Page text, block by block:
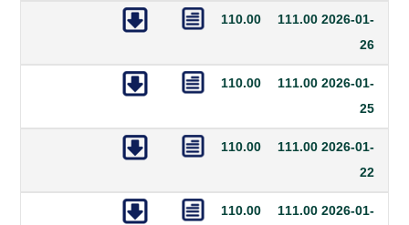
111.00
110.00
111.00
110.00
111.00
110.00
111.00
110.00